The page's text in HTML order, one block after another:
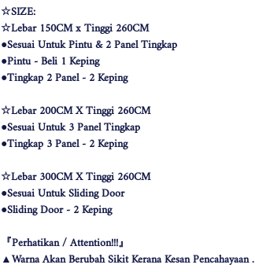
☆SIZE:
☆Lebar 150CM x Tinggi 260CM
●Sesuai Untuk Pintu & 2 Panel Tingkap
●Pintu - Beli 1 Keping
●Tingkap 2 Panel - 2 Keping
☆Lebar 200CM X Tinggi 260CM
●Sesuai Untuk 3 Panel Tingkap
●Tingkap 3 Panel - 2 Keping
☆Lebar 300CM X Tinggi 260CM
●Sesuai Untuk Sliding Door
●Sliding Door - 2 Keping
『Perhatikan / Attention!!!』
▲Warna Akan Berubah Sikit Kerana Kesan Pencahayaan .